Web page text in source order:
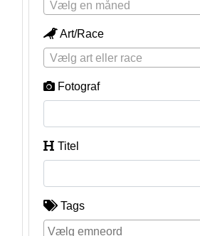
Vælg en måned
Art/Race
Vælg art eller race
Fotograf
Titel
Tags